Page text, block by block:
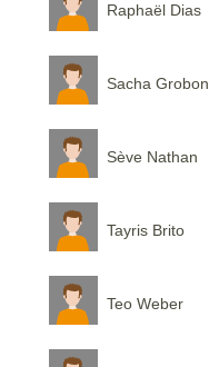
Raphaël Dias
Sacha Grobon
Sève Nathan
Tayris Brito
Teo Weber